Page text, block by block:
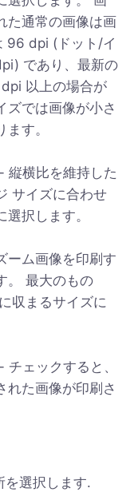
た通常の画像は画
96 dpi (ドット/イ
であり、最新の
以上の場合が
ズでは画像が小さ
す。
- 縦横比を維持した
サイズに合わせ
択します。
ーム画像を印刷す
。 最大のもの
収まるサイズに
- チェックすると、
れた画像が印刷さ
を選択します.